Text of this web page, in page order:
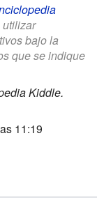
bajo la
que se indique
Kiddle.
11:19